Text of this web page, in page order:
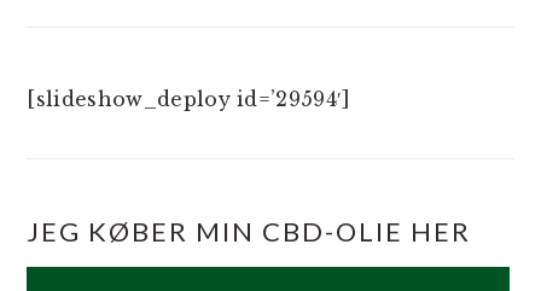
[slideshow_deploy id=’29594′]
JEG KØBER MIN CBD-OLIE HER